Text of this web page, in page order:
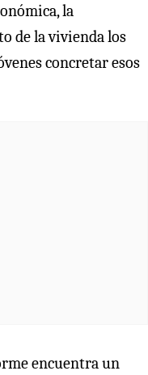
la
de la vivienda los
concretar esos
encuentra un